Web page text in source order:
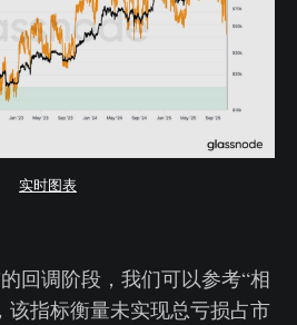
实时图表
回调阶段，我们可以参考“相
该指标衡量未实现总亏损占市